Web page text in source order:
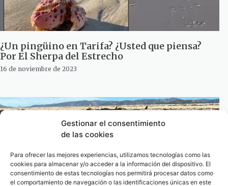
Gestionar el consentimiento
de las cookies
Para ofrecer las mejores experiencias, utilizamos tecnologías como las
cookies para almacenar y/o acceder a la información del dispositivo. El
consentimiento de estas tecnologías nos permitirá procesar datos como
el comportamiento de navegación o las identificaciones únicas en este
¿Un pingüino en Tarifa? ¿Usted que piensa?
Por El Sherpa del Estrecho
16 de noviembre de 2023